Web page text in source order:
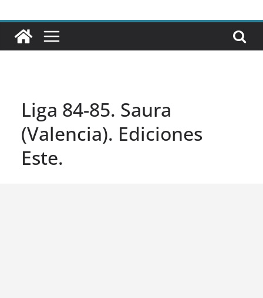
Liga 84-85. Saura
(Valencia). Ediciones
Este.